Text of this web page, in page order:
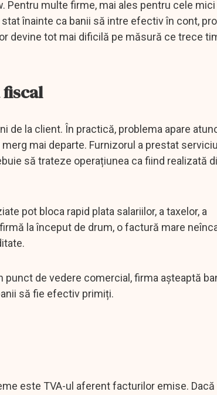
Pentru multe firme, mai ales pentru cele mici
înainte ca banii să intre efectiv în cont,
devine tot mai dificilă pe măsură ce trece
fiscal
de la client. În practică, problema apare
mai departe. Furnizorul a prestat
să trateze operațiunea ca fiind realizată
pot bloca rapid plata salariilor, a taxelor, a
la început de drum, o factură mare
punct de vedere comercial, firma așteaptă
să fie efectiv primiți.
este TVA-ul aferent facturilor emise.